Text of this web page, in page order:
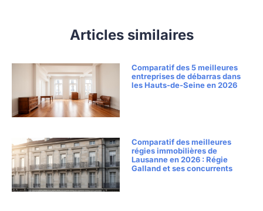
Articles similaires
Comparatif des 5 meilleures
entreprises de débarras dans
les Hauts-de-Seine en 2026
Comparatif des meilleures
régies immobilières de
Lausanne en 2026 : Régie
Galland et ses concurrents